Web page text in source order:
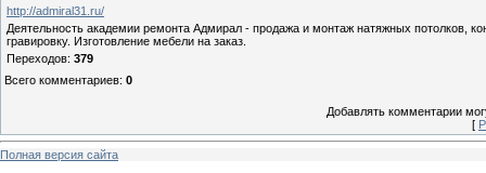
http://admiral31.ru/
Деятельность академии ремонта Адмирал - продажа и монтаж натяжных потолков,
гравировку. Изготовление мебели на заказ.
Переходов: 379
Всего комментариев: 0
Добавлять комментарии
[
Полная версия сайта